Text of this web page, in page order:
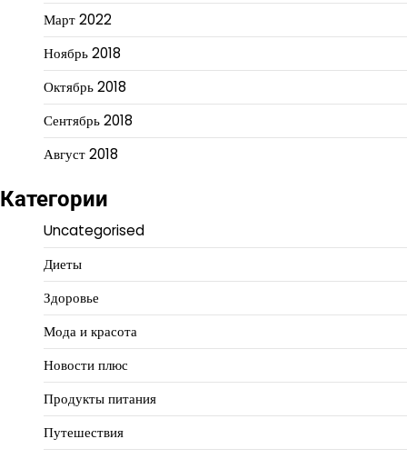
Март 2022
Ноябрь 2018
Октябрь 2018
Сентябрь 2018
Август 2018
Категории
Uncategorised
Диеты
Здоровье
Мода и красота
Новости плюс
Продукты питания
Путешествия